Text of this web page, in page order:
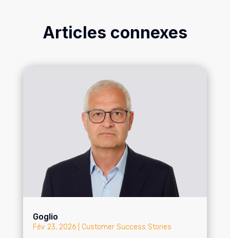
Articles connexes
Goglio
Fév 23, 2026| Customer Success Stories